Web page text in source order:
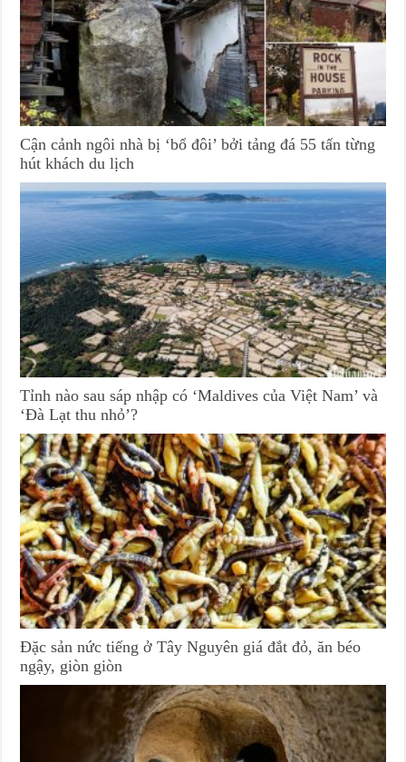
Cận cảnh ngôi nhà bị ‘bổ đôi’ bởi tảng đá 55 tấn từng
hút khách du lịch
Tỉnh nào sau sáp nhập có ‘Maldives của Việt Nam’ và
‘Đà Lạt thu nhỏ’?
Đặc sản nức tiếng ở Tây Nguyên giá đắt đỏ, ăn béo
ngậy, giòn giòn